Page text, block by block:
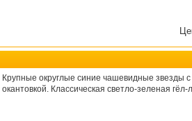
Крупные округлые синие чашевидные звезды
окантовкой. Классическая светло-зеленая гёл-